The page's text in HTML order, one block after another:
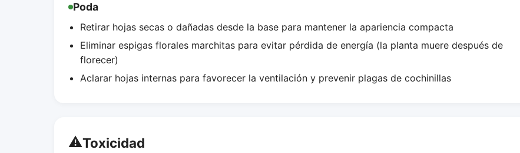
Poda
Retirar hojas secas o dañadas desde la base para mantener la apariencia compacta
Eliminar espigas florales marchitas para evitar pérdida de energía (la planta muere después de
florecer)
Aclarar hojas internas para favorecer la ventilación y prevenir plagas de cochinillas
⚠️Toxicidad